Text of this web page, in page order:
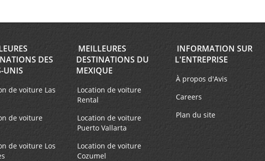
DES
UNIS
de voiture Las
de voiture
de voiture Los
MEILLEURES
DESTINATIONS DU
MEXIQUE
Location de voiture
Rental
Location de voiture
Puerto Vallarta
Location de voiture
Cozumel
INFORMATION SUR
L'ENTREPRISE
À propos d'Avis
Careers
Plan du site